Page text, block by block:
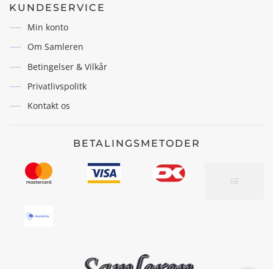
KUNDESERVICE
Min konto
Om Samleren
Betingelser & Vilkår
Privatlivspolitk
Kontakt os
BETALINGSMETODER